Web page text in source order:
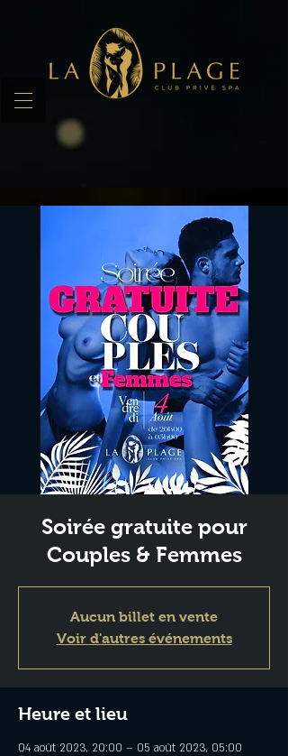
Soirée gratuite pour
Couples & Femmes
Aucun billet en vente
Voir d'autres événements
Heure et lieu
04 août 2023, 20:00 – 05 août 2023, 05:00